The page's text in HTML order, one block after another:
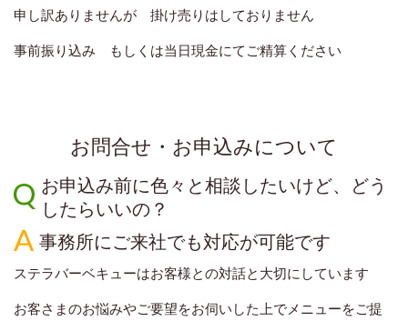
申し訳ありませんが 掛け売りはしておりません
事前振り込み もしくは当日現金にてご精算ください
お問合せ・お申込みについて
お申込み前に色々と相談したいけど、どう
したらいいの？
事務所にご来社でも対応が可能です
ステラバーベキューはお客様との対話と大切にしています
お客さまのお悩みやご要望をお伺いした上でメニューをご提